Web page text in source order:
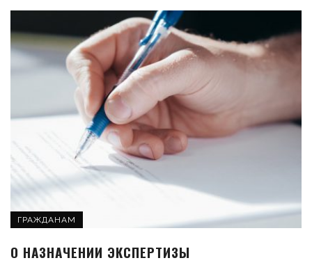
ГРАЖДАНАМ
О НАЗНАЧЕНИИ ЭКСПЕРТИЗЫ